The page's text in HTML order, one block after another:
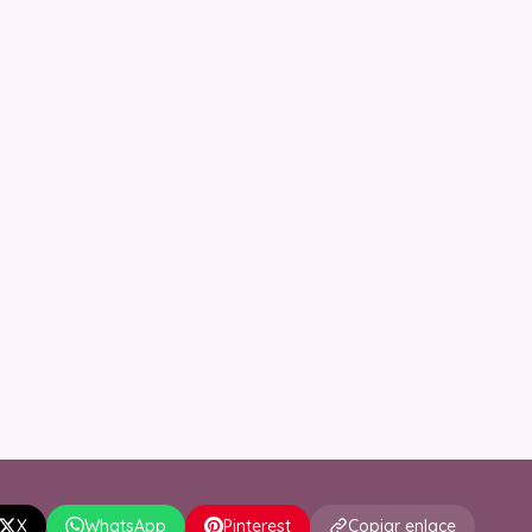
X WhatsApp Pinterest Copiar enlace